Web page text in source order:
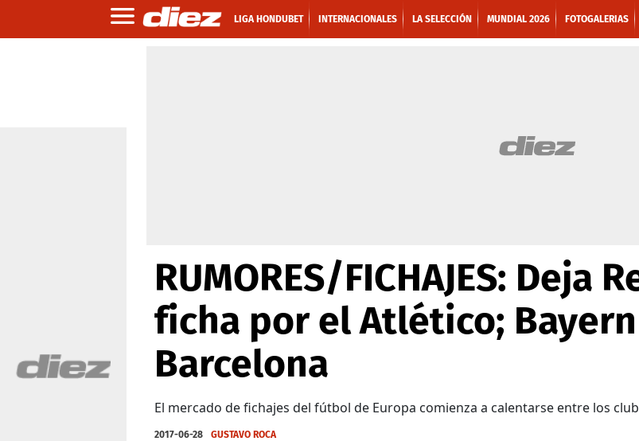
LIGA HONDUBET INTERNACIONALES LA SELECCIÓN MUNDIAL 2026 FOTOGALERIAS
RUMORES/FICHAJES: Deja
ficha por el Atlético;
Barcelona
El mercado de fichajes del fútbol de Europa comienza a calentarse entre los
2017-06-28 GUSTAVO ROCA